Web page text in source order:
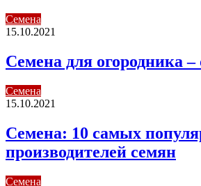
Семена
15.10.2021
Семена для огородника
Семена
15.10.2021
Семена: 10 самых
производителей семян
Семена